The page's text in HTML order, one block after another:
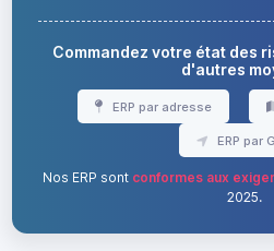
Commandez votre état des
d'autres
ERP par adresse
ERP par
Nos ERP sont conformes aux
2025.